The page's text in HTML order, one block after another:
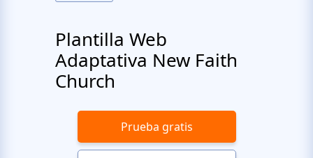
Plantilla Web
Adaptativa New Faith
Church
Prueba gratis